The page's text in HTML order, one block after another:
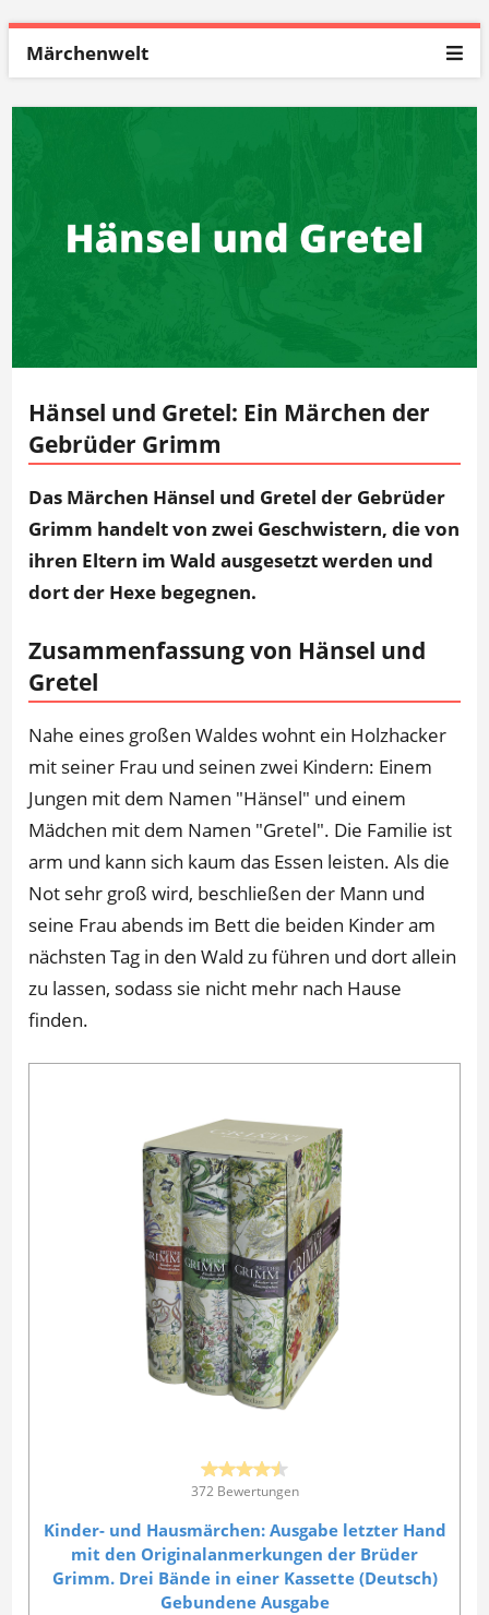
Märchenwelt
Hänsel und Gretel: Ein Märchen der
Gebrüder Grimm
Das Märchen Hänsel und Gretel der Gebrüder
Grimm handelt von zwei Geschwistern, die von
ihren Eltern im Wald ausgesetzt werden und
dort der Hexe begegnen.
Zusammenfassung von Hänsel und
Gretel
Nahe eines großen Waldes wohnt ein Holzhacker
mit seiner Frau und seinen zwei Kindern: Einem
Jungen mit dem Namen "Hänsel" und einem
Mädchen mit dem Namen "Gretel". Die Familie ist
arm und kann sich kaum das Essen leisten. Als die
Not sehr groß wird, beschließen der Mann und
seine Frau abends im Bett die beiden Kinder am
nächsten Tag in den Wald zu führen und dort allein
zu lassen, sodass sie nicht mehr nach Hause
finden.
372 Bewertungen
Kinder- und Hausmärchen: Ausgabe letzter Hand
mit den Originalanmerkungen der Brüder
Grimm. Drei Bände in einer Kassette (Deutsch)
Gebundene Ausgabe